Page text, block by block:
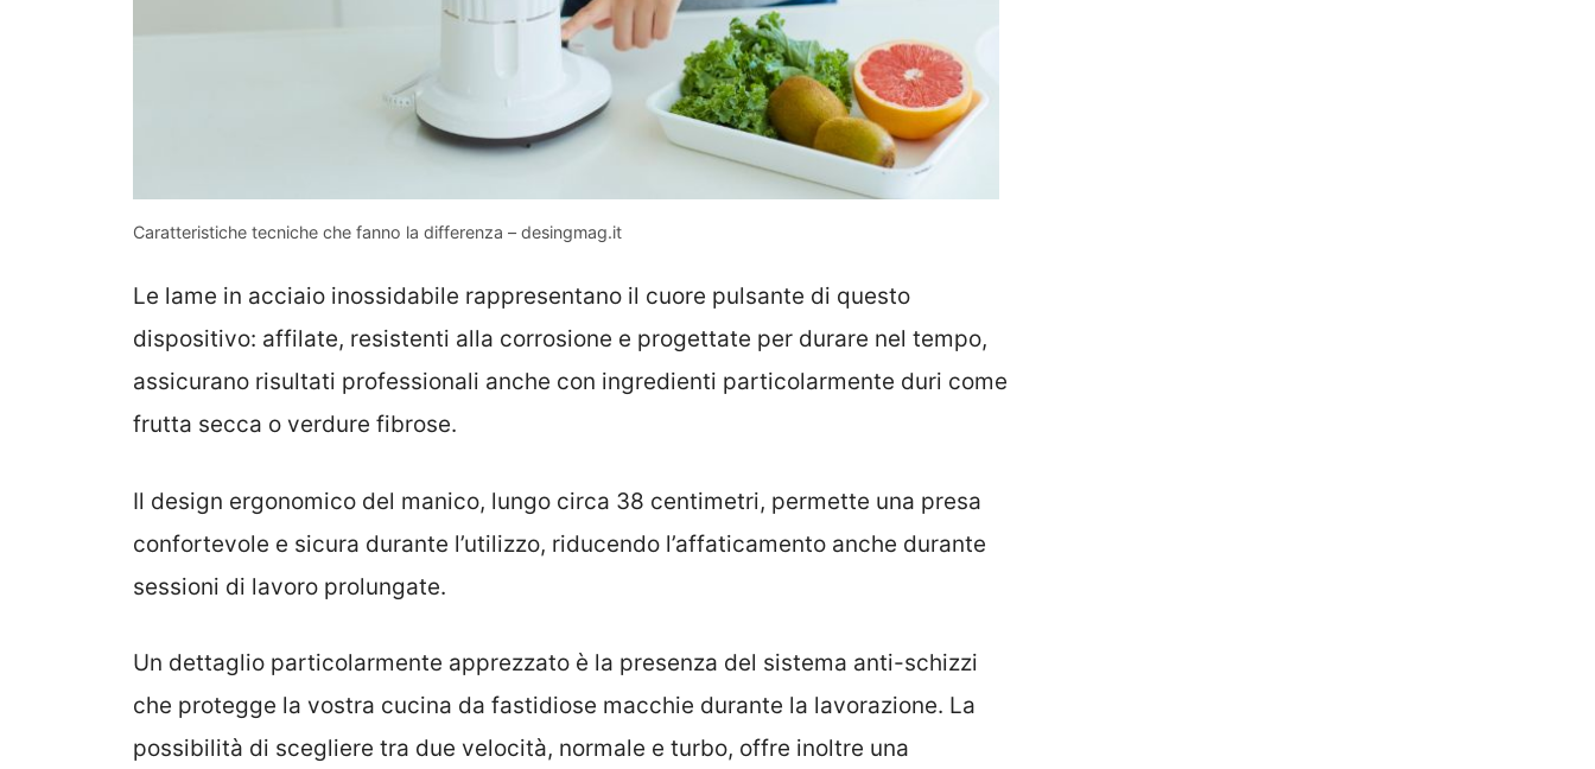
Caratteristiche tecniche che fanno la differenza – desingmag.it
Le lame in acciaio inossidabile rappresentano il cuore pulsante di questo
dispositivo: affilate, resistenti alla corrosione e progettate per durare nel tempo,
assicurano risultati professionali anche con ingredienti particolarmente duri come
frutta secca o verdure fibrose.
Il design ergonomico del manico, lungo circa 38 centimetri, permette una presa
confortevole e sicura durante l’utilizzo, riducendo l’affaticamento anche durante
sessioni di lavoro prolungate.
Un dettaglio particolarmente apprezzato è la presenza del sistema anti-schizzi
che protegge la vostra cucina da fastidiose macchie durante la lavorazione. La
possibilità di scegliere tra due velocità, normale e turbo, offre inoltre una